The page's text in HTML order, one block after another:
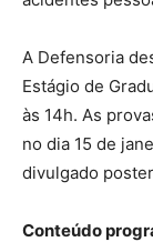
A Defensoria
Estágio de
às 14h. As
no dia 15 de
divulgado
Conteúdo